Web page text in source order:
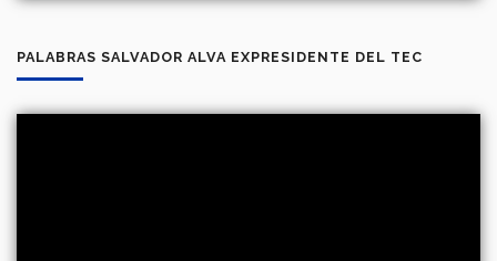
PALABRAS SALVADOR ALVA EXPRESIDENTE DEL TEC